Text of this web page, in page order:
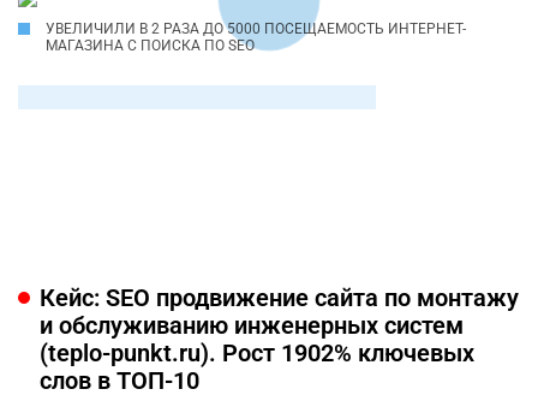
УВЕЛИЧИЛИ В 2 РАЗА ДО 5000 ПОСЕЩАЕМОСТЬ ИНТЕРНЕТ-
МАГАЗИНА С ПОИСКА ПО SEO
Кейс: SEO продвижение сайта по монтажу
и обслуживанию инженерных систем
(teplo-punkt.ru). Рост 1902% ключевых
слов в ТОП-10